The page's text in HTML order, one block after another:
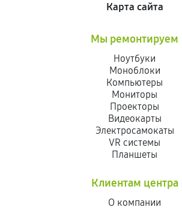
Карта сайта
Мы ремонтируем
Ноутбуки
Моноблоки
Компьютеры
Мониторы
Проекторы
Видеокарты
Электросамокаты
VR системы
Планшеты
Клиентам центра
О компании